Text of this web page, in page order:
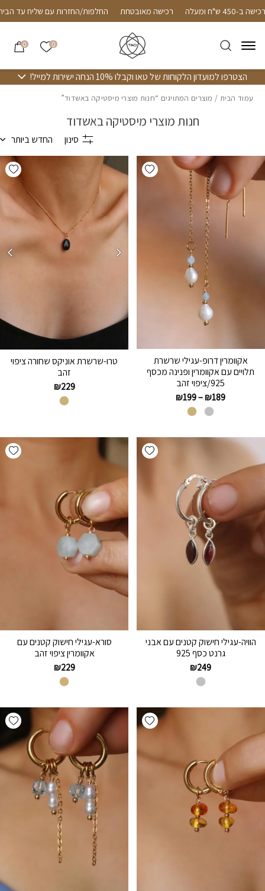
Skip to Content
שליח חינם עד הבית ברכישה ב-450 ש"ח ומעלה רכישה מאובטחת החלפות/
0 הרשימה
0
הצטרפו למועדון הלקוחות של טאו וקבלו 10% הנחה ישירות למייל!
עמוד הבית / מוצרים המתויגים “חנות מוצרי מיסטיקה באשדוד”
חנות מוצרי מיסטיקה באשדוד
סינון החדש ביותר
Add wishlist
אקוומרין דרופ-עגילי שרשרת
תלויים עם אקוומרין ופנינה מכסף
925/ציפוי זהב
₪189
–
₪199
טרו-שרשרת אוניקס שחורה ציפוי
זהב
₪229
Add wishlist
הוויה-עגילי חישוק קטנים עם אבני
גרנט כסף 925
₪249
סורא-עגילי חישוק קטנים עם
אקוומרין ציפוי זהב
₪229
Add wishlist
בחזרה למעלה